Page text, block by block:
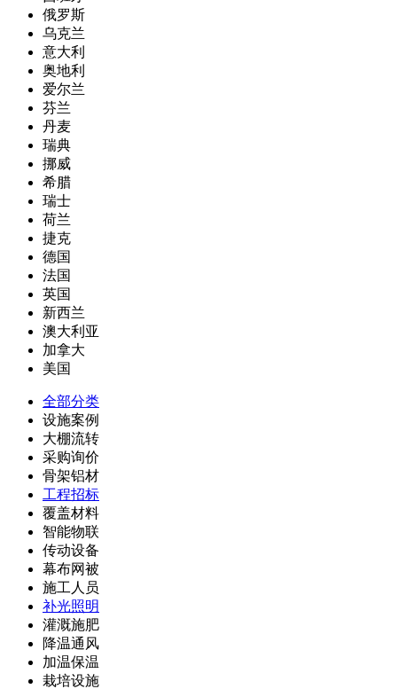
俄罗斯
乌克兰
意大利
奥地利
爱尔兰
芬兰
丹麦
瑞典
挪威
希腊
瑞士
荷兰
捷克
德国
法国
英国
新西兰
澳大利亚
加拿大
美国
全部分类
设施案例
大棚流转
采购询价
骨架铝材
工程招标
覆盖材料
智能物联
传动设备
幕布网被
施工人员
补光照明
灌溉施肥
降温通风
加温保温
栽培设施